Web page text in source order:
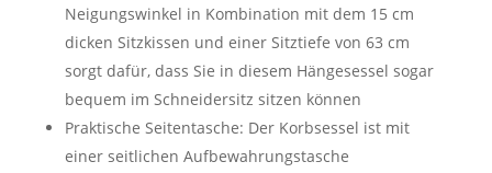
Neigungswinkel in Kombination mit dem 15 cm
dicken Sitzkissen und einer Sitztiefe von 63 cm
sorgt dafür, dass Sie in diesem Hängesessel sogar
bequem im Schneidersitz sitzen können
Praktische Seitentasche: Der Korbsessel ist mit
einer seitlichen Aufbewahrungstasche